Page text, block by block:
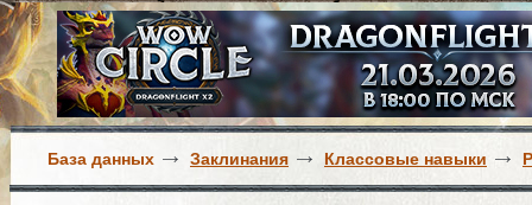
База данных Заклинания Классовые навыки